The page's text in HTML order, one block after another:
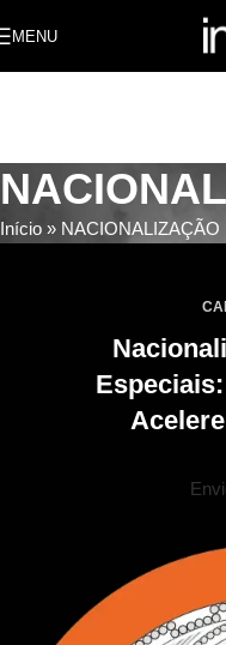
MENU
Início » NACIONALIZAÇÃO